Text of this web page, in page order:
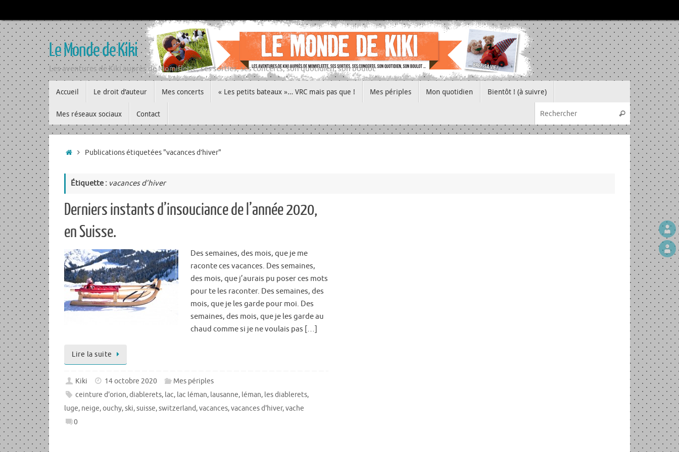
au
contenu
Le Monde de Kiki
Les aventures de Kiki auprès de Momiflette, ses sorties, ses concerts, son quotidien, son boulot
au
contenu
Accueil Le droit d’auteur Mes concerts « Les petits bateaux »… VRC mais pas que ! Mes périples Mon quotidien Bientôt ! (à suivre)
Mes réseaux sociaux Contact
Recherche
Rechercher
Accueil
Publications étiquetées "vacances d’hiver"
Étiquette : vacances d’hiver
Derniers instants d’insouciance de l’année 2020,
en Suisse.
Des semaines, des mois, que je me
raconte ces vacances. Des semaines,
des mois, que j’aurais pu poser ces mots
pour te les raconter. Des semaines, des
mois, que je les garde pour moi. Des
semaines, des mois, que je les garde au
chaud comme si je ne voulais pas […]
Lire la suite
Kiki 14 octobre 2020
Mes périples
ceinture d'orion,diablerets, lac, lac léman, lausanne, léman, les diablerets,
luge, neige,ouchy,ski,suisse,switzerland,vacances,vacances d'hiver,vache
0